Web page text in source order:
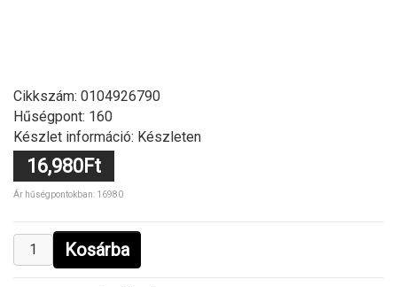
Cikkszám: 0104926790
Hűségpont: 160
Készlet információ: Készleten
16,980Ft
Ár hűségpontokban: 16980
Kosárba